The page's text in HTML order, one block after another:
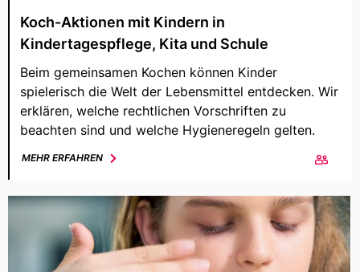
Koch-Aktionen mit Kindern in
Kindertagespflege, Kita und Schule
Beim gemeinsamen Kochen können Kinder
spielerisch die Welt der Lebensmittel entdecken. Wir
erklären, welche rechtlichen Vorschriften zu
beachten sind und welche Hygieneregeln gelten.
MEHR ERFAHREN